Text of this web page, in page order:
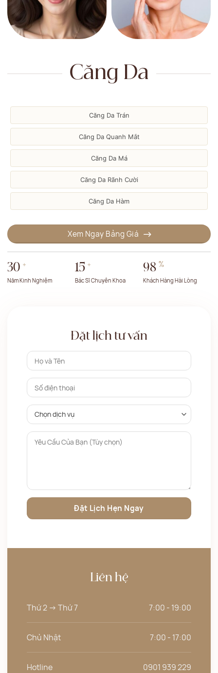
Căng Da
Căng Da Trán
Căng Da Quanh Mắt
Căng Da Má
Căng Da Rãnh Cười
Căng Da Hàm
Xem Ngay Bảng Giá
30 +
Năm Kinh Nghiệm
15 +
Bác Sĩ Chuyên Khoa
98 %
Khách Hàng Hài Lòng
Đặt lịch tư vấn
Liên hệ
Thứ 2 -> Thứ 7 7:00 - 19:00
Chủ Nhật 7:00 - 17:00
Hotline 0901 939 229